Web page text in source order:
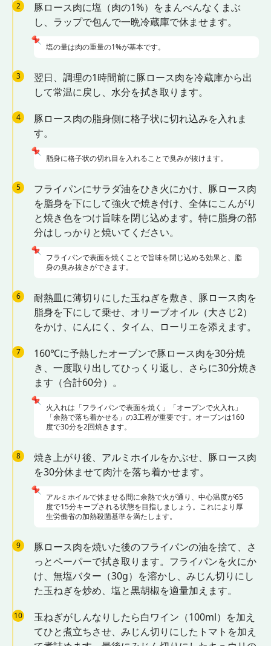
2
豚ロース肉に塩（肉の1%）をまんべんなくまぶ
し、ラップで包んで一晩冷蔵庫で休ませます。
塩の量は肉の重量の1%が基本です。
📌
3
翌日、調理の1時間前に豚ロース肉を冷蔵庫から出
して常温に戻し、水分を拭き取ります。
4
豚ロース肉の脂身側に格子状に切れ込みを入れま
す。
脂身に格子状の切れ目を入れることで臭みが抜けます。
📌
5
フライパンにサラダ油をひき火にかけ、豚ロース肉
を脂身を下にして強火で焼き付け、全体にこんがり
と焼き色をつけ旨味を閉じ込めます。特に脂身の部
分はしっかりと焼いてください。
フライパンで表面を焼くことで旨味を閉じ込める効果と、脂
身の臭み抜きができます。
📌
6
耐熱皿に薄切りにした玉ねぎを敷き、豚ロース肉を
脂身を下にして乗せ、オリーブオイル（大さじ2）
をかけ、にんにく、タイム、ローリエを添えます。
7
160℃に予熱したオーブンで豚ロース肉を30分焼
き、一度取り出してひっくり返し、さらに30分焼き
ます（合計60分）。
火入れは「フライパンで表面を焼く」「オーブンで火入れ」
「余熱で落ち着かせる」の3工程が重要です。オーブンは160
度で30分を2回焼きます。
📌
8
焼き上がり後、アルミホイルをかぶせ、豚ロース肉
を30分休ませて肉汁を落ち着かせます。
アルミホイルで休ませる間に余熱で火が通り、中心温度が65
度で15分キープされる状態を目指しましょう。これにより厚
生労働省の加熱殺菌基準を満たします。
📌
9
豚ロース肉を焼いた後のフライパンの油を捨て、さ
っとペーパーで拭き取ります。フライパンを火にか
け、無塩バター（30g）を溶かし、みじん切りにし
た玉ねぎを炒め、塩と黒胡椒を適量加えます。
10
玉ねぎがしんなりしたら白ワイン（100ml）を加え
てひと煮立ちさせ、みじん切りにしたトマトを加え